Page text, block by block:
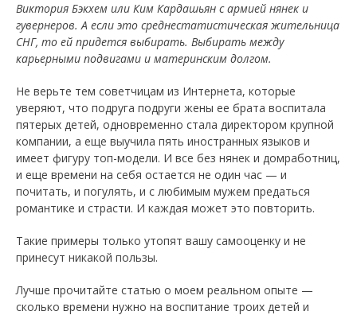
Виктория Бэкхем или Ким Кардашьян с армией нянек и
гувернеров. А если это среднестатистическая жительница
СНГ, то ей придется выбирать. Выбирать между
карьерными подвигами и материнским долгом.
Не верьте тем советчицам из Интернета, которые
уверяют, что подруга подруги жены ее брата воспитала
пятерых детей, одновременно стала директором крупной
компании, а еще выучила пять иностранных языков и
имеет фигуру топ-модели. И все без нянек и домработниц,
и еще времени на себя остается не один час — и
почитать, и погулять, и с любимым мужем предаться
романтике и страсти. И каждая может это повторить.
Такие примеры только утопят вашу самооценку и не
принесут никакой пользы.
Лучше прочитайте статью о моем реальном опыте —
сколько времени нужно на воспитание троих детей и